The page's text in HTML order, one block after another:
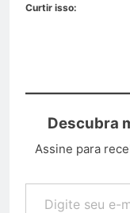
Curtir isso:
Descubra
Assine para